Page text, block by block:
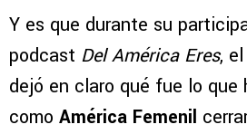
Y es que durante su
podcast Del América Eres,
dejó en claro qué fue lo que
como América Femenil